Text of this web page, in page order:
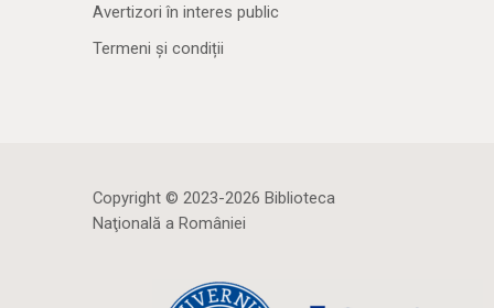
Avertizori în interes public
Termeni și condiții
Copyright © 2023-2026 Biblioteca
Naţională a României